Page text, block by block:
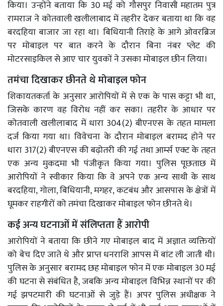
किया। उन्होंने बताया कि 30 मई को गौसपुर निवासी महातम पुत्र
रामराज ने कोतवाली खलीलाबाद में तहरीर देकर बताया था कि वह
बरदहिया बाजार जा रहा था। बिधियानी तिराहे के आगे ओवरब्रिज
पर मोबाइल पर बात करने के दौरान बिना नंबर प्लेट की
मोटरसाइकिल से आए चार युवकों ने उसका मोबाइल छीन लिया।
तमंचा दिखाकर छीनते थे मोबाइल फोन
शिकायतकर्ता के अनुसार आरोपियों में से एक के पास कट्टा भी था,
जिसके कारण वह विरोध नहीं कर सका। तहरीर के आधार पर
कोतवाली खलीलाबाद में धारा 304(2) बीएनएस के तहत मामला
दर्ज किया गया था। विवेचना के दौरान मोबाइल बरामद होने पर
धारा 317(2) बीएनएस की बढ़ोतरी की गई तथा आर्म्स एक्ट के तहत
एक अन्य मुकदमा भी पंजीकृत किया गया। पुलिस पूछताछ में
आरोपियों ने स्वीकार किया कि वे अपने एक अन्य साथी के साथ
बरदहिया, गोला, बिधियानी, मगहर, कटबंध और आसपास के क्षेत्रों में
घूमकर राहगीरों को तमंचा दिखाकर मोबाइल फोन छीनते थे।
कई अन्य घटनाओं में संलिप्तता हैं आरोपी
आरोपियों ने बताया कि छीने गए मोबाइल बाद में अज्ञात व्यक्तियों
को बेच दिए जाते थे और प्राप्त धनराशि आपस में बांट ली जाती थी।
पुलिस के अनुसार बरामद छह मोबाइल फोन में एक मोबाइल 30 मई
की घटना से संबंधित है, जबकि अन्य मोबाइल विभिन्न स्थानों पर की
गई झपटमारी की घटनाओं से जुड़े हैं। अपर पुलिस अधीक्षक ने